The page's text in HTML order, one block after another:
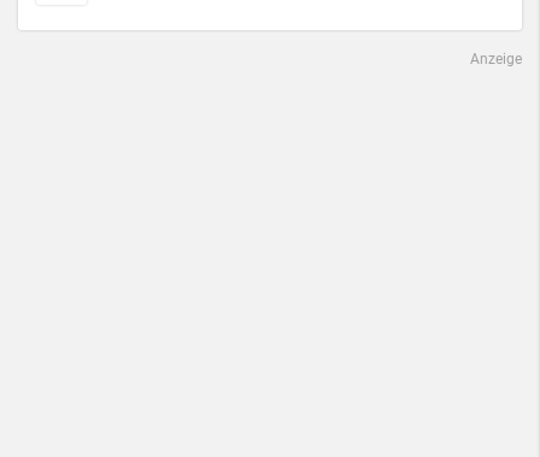
Anzeige